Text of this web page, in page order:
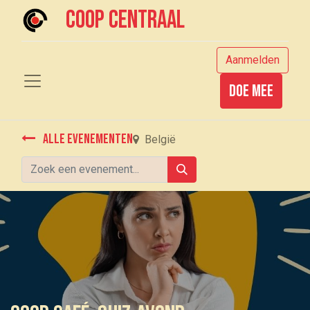
Coop centraal
Aanmelden
Doe mee
Alle evenementen België